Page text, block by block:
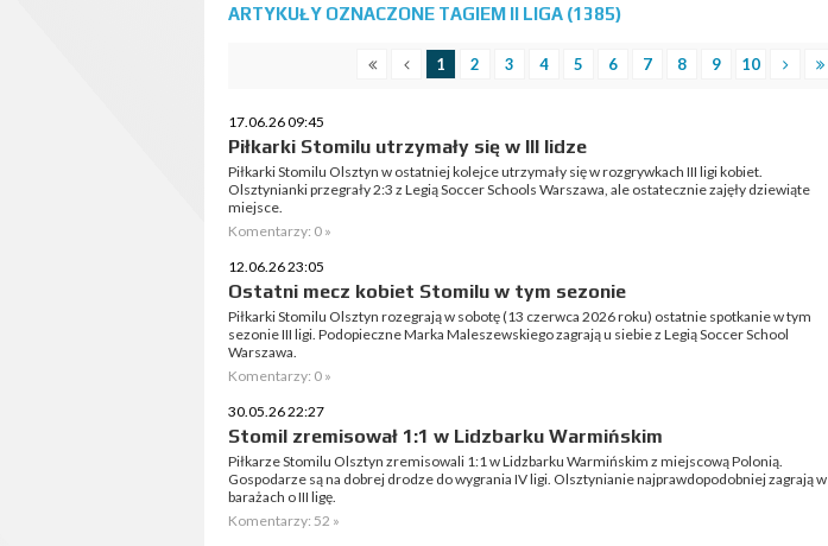
ARTYKUŁY OZNACZONE TAGIEM II LIGA (1385)
1 2 3 4 5 6 7 8 9 10
17.06.26 09:45
Piłkarki Stomilu utrzymały się w III lidze
Piłkarki Stomilu Olsztyn w ostatniej kolejce utrzymały się w rozgrywkach III ligi kobiet.
Olsztynianki przegrały 2:3 z Legią Soccer Schools Warszawa, ale ostatecznie zajęły dziewiąte
miejsce.
Komentarzy: 0 »
12.06.26 23:05
Ostatni mecz kobiet Stomilu w tym sezonie
Piłkarki Stomilu Olsztyn rozegrają w sobotę (13 czerwca 2026 roku) ostatnie spotkanie w tym
sezonie III ligi. Podopieczne Marka Maleszewskiego zagrają u siebie z Legią Soccer School
Warszawa.
Komentarzy: 0 »
30.05.26 22:27
Stomil zremisował 1:1 w Lidzbarku Warmińskim
Piłkarze Stomilu Olsztyn zremisowali 1:1 w Lidzbarku Warmińskim z miejscową Polonią.
Gospodarze są na dobrej drodze do wygrania IV ligi. Olsztynianie najprawdopodobniej zagrają w
barażach o III ligę.
Komentarzy: 52 »